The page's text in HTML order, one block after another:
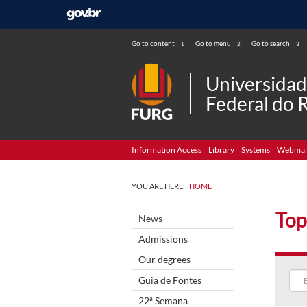
Go to content 1 Go to menu 2 Go to search 3
Federal do
Information Access Library Systems
YOU ARE HERE: HOME
News
Admissions
Our degrees
Guia de Fontes
22ª Semana